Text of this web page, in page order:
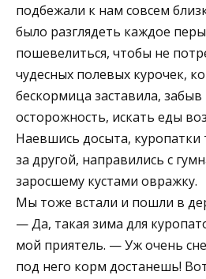
подбежали к нам совсем
было разглядеть каждое
пошевелиться, чтобы не
чудесных полевых курочек,
бескормица заставила, забыв
осторожность, искать еды
Наевшись досыта, куропатки
за другой, направились с
заросшему кустами овражку.
Мы тоже встали и пошли в
— Да, такая зима для
мой приятель. — Уж очень
под него корм достанешь!